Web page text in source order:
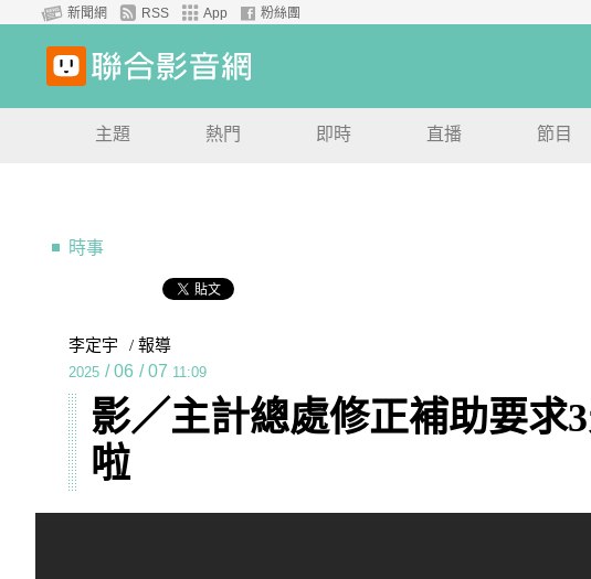
新聞網 RSS App 粉絲團
主題 熱門 即時 直播 節目
時事
李定宇 / 報導
2025 / 06 / 07 11:09
影／主計總處修正補助要求
啦